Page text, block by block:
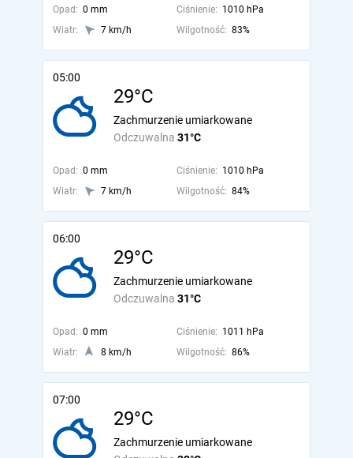
Opad: 0 mm Ciśnienie: 1010 hPa
Wiatr:
7 km/h Wilgotność: 83%
05:00
29°C
Odczuwalna 31°C
Zachmurzenie umiarkowane
Opad: 0 mm Ciśnienie: 1010 hPa
Wiatr:
7 km/h Wilgotność: 84%
06:00
29°C
Odczuwalna 31°C
Zachmurzenie umiarkowane
Opad: 0 mm Ciśnienie: 1011 hPa
Wiatr:
8 km/h Wilgotność: 86%
07:00
29°C
Zachmurzenie umiarkowane